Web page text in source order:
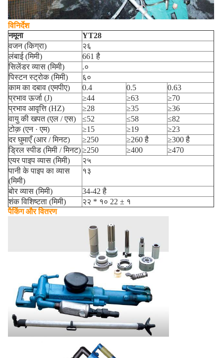
विनिर्देश
नमूना
YT28
वजन (किग्रा)
२६
लंबाई (मिमी)
661 है
सिलेंडर व्यास (मिमी)
.०
पिस्टन स्ट्रोक (मिमी)
६०
काम का दबाव (एमपीए)
0.4 0.5
0.63
प्रभाव ऊर्जा (J)
≥44 ≥63
≥70
प्रभाव आवृत्ति (HZ)
≥28 ≥35
≥36
वायु की खपत (एल / एस)
≤52 ≤58
≤82
टोक़ (एन · एम)
≥15 ≥19
≥23
दर घुमाएँ (आर / मिनट)
≥250 ≥260 है
≥300 है
ड्रिल स्पीड (मिमी / मिनट)≥250 ≥400
≥470
एयर पाइप व्यास (मिमी)
२५
पानी के पाइप का व्यास
(मिमी)
१३
बोर व्यास (मिमी)
34-42 है
शंक विशिष्टता (मिमी)
२२ * १० 22 ± १
पैकिंग और वितरण